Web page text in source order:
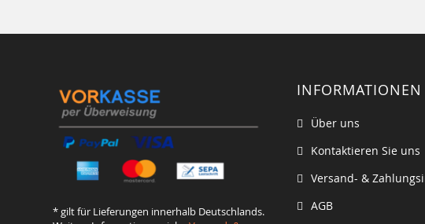
* gilt für Lieferungen innerhalb Deutschlands.
INFORMATIONEN
Über uns
Kontaktieren Sie uns
Versand- &
AGB